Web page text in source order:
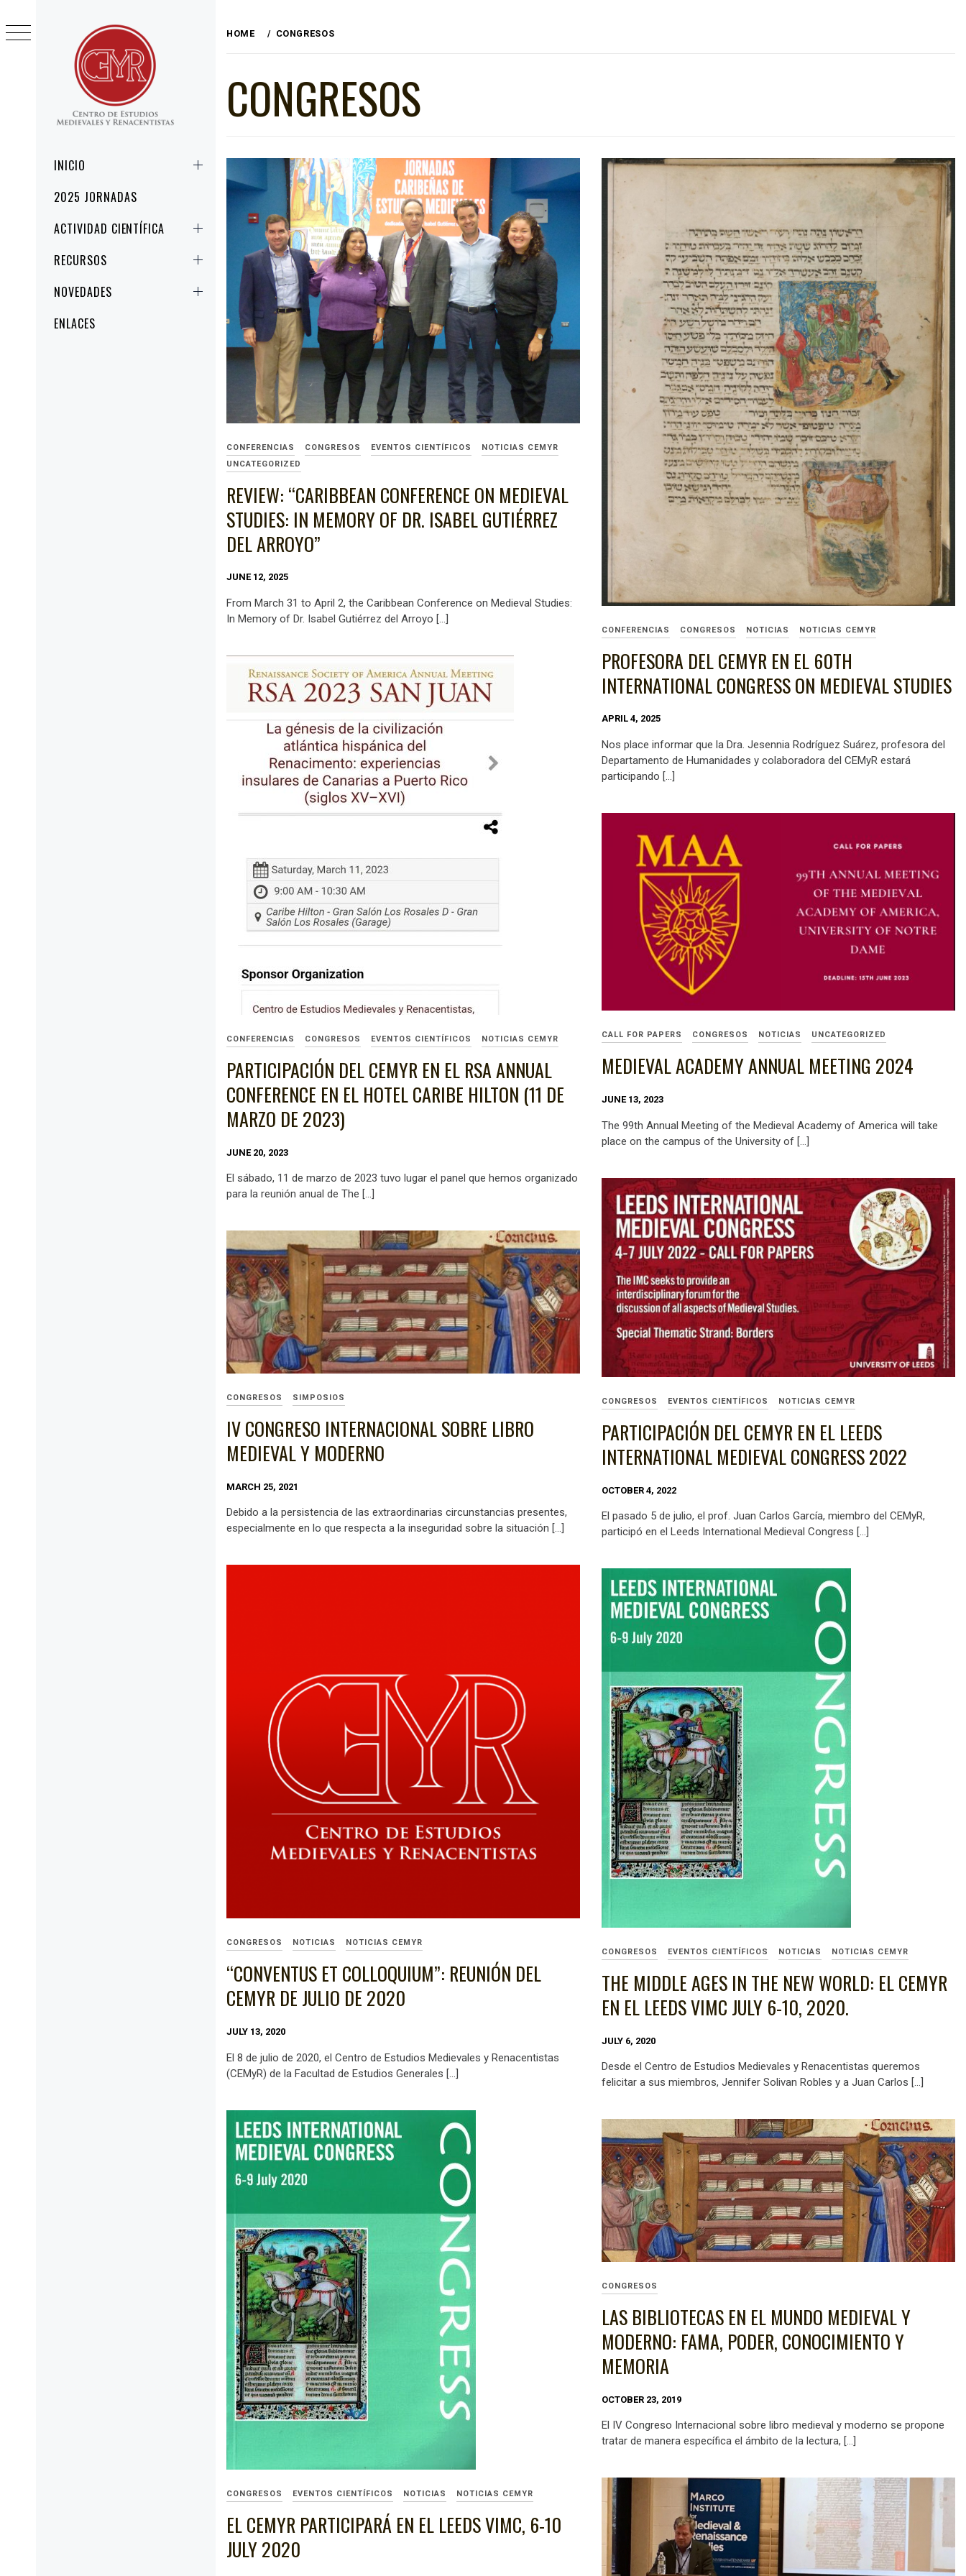
MenuINICIO
2025 JORNADAS
ACTIVIDAD CIENTÍFICA
RECURSOS
NOVEDADES
ENLACES
to
HOME CONGRESOS
CONGRESOS
CONFERENCIAS CONGRESOS EVENTOS CIENTÍFICOS
NOTICIAS CEMYR
UNCATEGORIZED
REVIEW: “CARIBBEAN CONFERENCE ON MEDIEVAL
STUDIES: IN MEMORY OF DR. ISABEL GUTIÉRREZ
DEL ARROYO”
JUNE 12, 2025
From March 31 to April 2, the Caribbean Conference on Medieval Studies:
In Memory of Dr. Isabel Gutiérrez del Arroyo […]
CONFERENCIAS CONGRESOS NOTICIAS NOTICIAS CEMYR
PROFESORA DEL CEMYR EN EL 60TH
INTERNATIONAL CONGRESS ON MEDIEVAL STUDIES
APRIL 4, 2025
Nos place informar que la Dra. Jesennia Rodríguez Suárez, profesora del
Departamento de Humanidades y colaboradora del CEMyR estará
participando […]
CONFERENCIAS CONGRESOS EVENTOS CIENTÍFICOS NOTICIAS CEMYR
PARTICIPACIÓN DEL CEMYR EN EL RSA ANNUAL
CONFERENCE EN EL HOTEL CARIBE HILTON (11 DE
MARZO DE 2023)
JUNE 20, 2023
El sábado, 11 de marzo de 2023 tuvo lugar el panel que hemos organizado
para la reunión anual de The […]
CALL FOR PAPERS CONGRESOS NOTICIAS UNCATEGORIZED
MEDIEVAL ACADEMY ANNUAL MEETING 2024
JUNE 13, 2023
The 99th Annual Meeting of the Medieval Academy of America will take
place on the campus of the University of […]
CONGRESOS EVENTOS CIENTÍFICOS NOTICIAS CEMYR
PARTICIPACIÓN DEL CEMYR EN EL LEEDS
INTERNATIONAL MEDIEVAL CONGRESS 2022
OCTOBER 4, 2022
El pasado 5 de julio, el prof. Juan Carlos García, miembro del CEMyR,
participó en el Leeds International Medieval Congress […]
CONGRESOS SIMPOSIOS
IV CONGRESO INTERNACIONAL SOBRE LIBRO
MEDIEVAL Y MODERNO
MARCH 25, 2021
Debido a la persistencia de las extraordinarias circunstancias presentes,
especialmente en lo que respecta a la inseguridad sobre la situación […]
CONGRESOS NOTICIAS NOTICIAS CEMYR
“CONVENTUS ET COLLOQUIUM”: REUNIÓN DEL
CEMYR DE JULIO DE 2020
JULY 13, 2020
El 8 de julio de 2020, el Centro de Estudios Medievales y Renacentistas
(CEMyR) de la Facultad de Estudios Generales […]
CONGRESOS EVENTOS CIENTÍFICOS NOTICIAS NOTICIAS CEMYR
THE MIDDLE AGES IN THE NEW WORLD: EL CEMYR
EN EL LEEDS VIMC JULY 6-10, 2020.
JULY 6, 2020
Desde el Centro de Estudios Medievales y Renacentistas queremos
felicitar a sus miembros, Jennifer Solivan Robles y a Juan Carlos […]
CONGRESOS EVENTOS CIENTÍFICOS NOTICIAS NOTICIAS CEMYR
EL CEMYR PARTICIPARÁ EN EL LEEDS VIMC, 6-10
JULY 2020
CONGRESOS
LAS BIBLIOTECAS EN EL MUNDO MEDIEVAL Y
MODERNO: FAMA, PODER, CONOCIMIENTO Y
MEMORIA
OCTOBER 23, 2019
​ ​El IV Congreso Internacional sobre libro medieval y moderno se propone
tratar de manera específica el ámbito de la lectura, […]